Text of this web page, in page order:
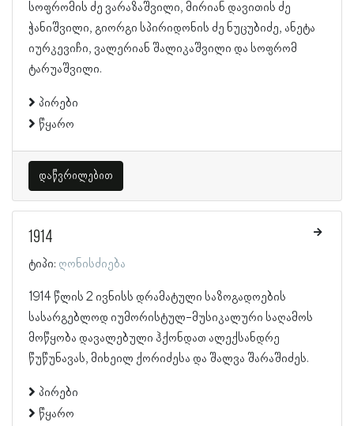
სოფრომის ძე ვარაზაშვილი, მირიან დავითის ძე
ჭანიშვილი, გიორგი სპირიდონის ძე ნუცუბიძე, ანეტა
იურკევიჩი, ვალერიან შალიკაშვილი და სოფრომ
ტარუაშვილი.
პირები
წყარო
დაწვრილებით
1914
ტიპი: ღონისძიება
1914 წლის 2 ივნისს დრამატული საზოგადოების
სასარგებლოდ იუმორისტულ-მუსიკალური საღამოს
მოწყობა დავალებული ჰქონდათ ალექსანდრე
წუწუნავას, მიხეილ ქორიძესა და შალვა შარაშიძეს.
პირები
წყარო